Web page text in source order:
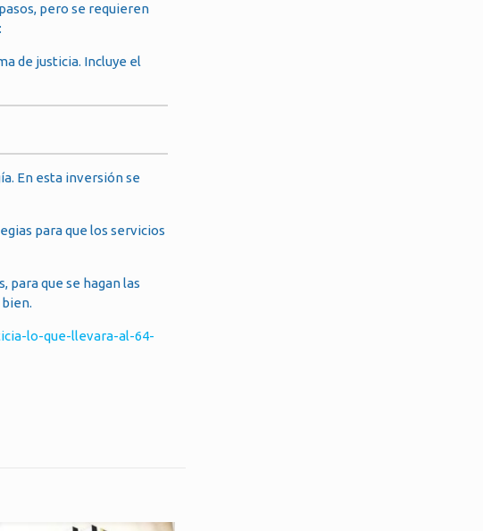
pero se requieren
de justicia. Incluye el
En esta inversión se
para que los servicios
para que se hagan las
lo-que-llevara-al-64-